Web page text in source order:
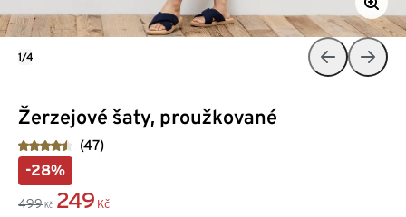
Žerzejové šaty, proužkované
(47)
-28%
499 Kč 249 Kč
1/4